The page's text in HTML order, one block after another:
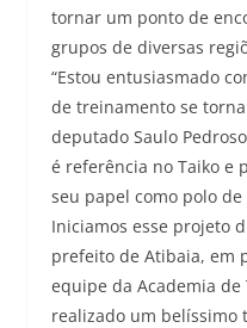
tornar um ponto de
grupos de diversas
“Estou entusiasmado
de treinamento se
deputado Saulo
é referência no Taiko e
seu papel como polo
Iniciamos esse projeto
prefeito de Atibaia, em
equipe da Academia de
realizado um belíssimo